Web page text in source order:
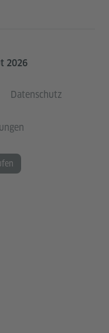
2026
Datenschutz